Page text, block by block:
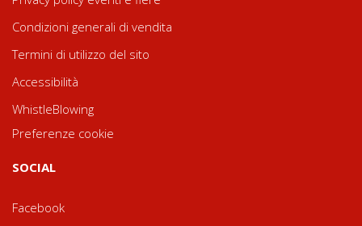
Condizioni generali di vendita
Termini di utilizzo del sito
Accessibilità
WhistleBlowing
Preferenze cookie
SOCIAL
Facebook